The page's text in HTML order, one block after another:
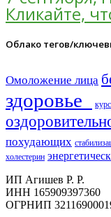
Кликайте,
Облако тегов/
Омоложение лица
здоровье​
похудающих
холестерин
ИП Агишев Р. Р.
ИНН 165909397360
ОГРНИП